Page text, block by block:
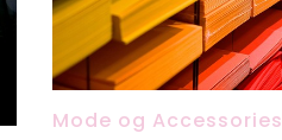
Mode og Accessories